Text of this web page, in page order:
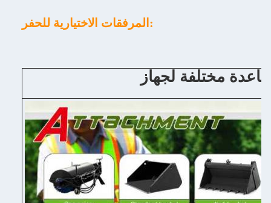
المرفقات الاختيارية للحفر: